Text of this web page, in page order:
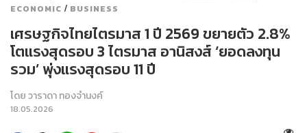
ECONOMIC / BUSINESS
เศรษฐกิจไทยไตรมาส 1 ปี 2569 ขยายตัว 2.8%
โตแรงสุดรอบ 3 ไตรมาส อานิสงส์ ‘ยอดลงทุน
รวม’ พุ่งแรงสุดรอบ 11 ปี
โดยวาราดา ทองจำนงค์
18.05.2026